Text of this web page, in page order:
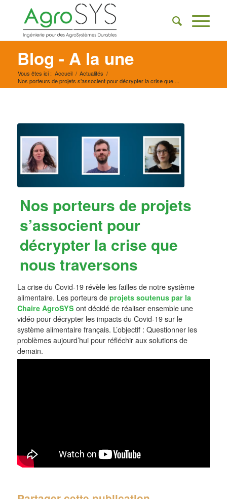
Blog - A la une
Vous êtes ici : Accueil / Actualités /
Nos porteurs de projets s’associent pour décrypter la crise que ...
Nos porteurs de projets
s’associent pour
décrypter la crise que
nous traversons
La crise du Covid-19 révèle les failles de notre système
alimentaire. Les porteurs de projets soutenus par la
Chaire AgroSYS ont décidé de réaliser ensemble une
vidéo pour décrypter les impacts du Covid-19 sur le
système alimentaire français. L’objectif : Questionner les
problèmes aujourd’hui pour réfléchir aux solutions de
demain.